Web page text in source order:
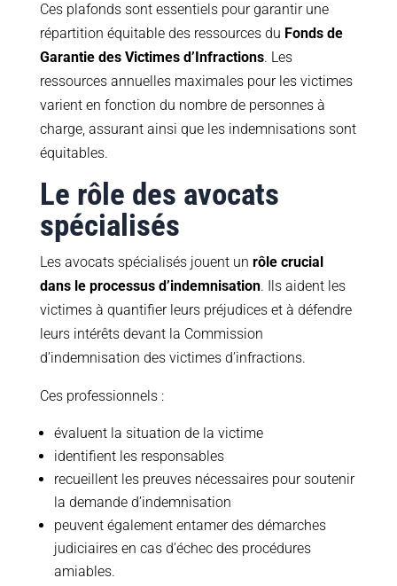
Ces plafonds sont essentiels pour garantir une
répartition équitable des ressources du Fonds de
Garantie des Victimes d’Infractions. Les
ressources annuelles maximales pour les victimes
varient en fonction du nombre de personnes à
charge, assurant ainsi que les indemnisations sont
équitables.
Le rôle des avocats
spécialisés
Les avocats spécialisés jouent un rôle crucial
dans le processus d’indemnisation. Ils aident les
victimes à quantifier leurs préjudices et à défendre
leurs intérêts devant la Commission
d’indemnisation des victimes d’infractions.
Ces professionnels :
évaluent la situation de la victime
identifient les responsables
recueillent les preuves nécessaires pour soutenir
la demande d’indemnisation
peuvent également entamer des démarches
judiciaires en cas d’échec des procédures
amiables.